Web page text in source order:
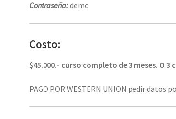
Contraseña:demo
Costo:
$45.000.- curso completo de 3 meses. O 3
PAGO POR WESTERN UNION pedir datos